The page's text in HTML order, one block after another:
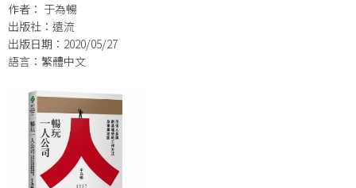
作者： 于為暢
出版社：遠流
出版日期：2020/05/27
語言：繁體中文